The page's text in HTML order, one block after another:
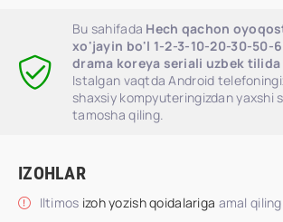
Bu sahifada Hech qachon
xo'jayin bo'l 1-2-3-10-20-30-50-
drama koreya seriali uzbek
Istalgan vaqtda Android
shaxsiy kompyuteringizdan yaxshi
tamosha qiling.
IZOHLAR
Iltimos izoh yozish qoidalariga amal